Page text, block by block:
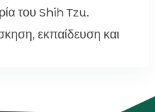
του Shih Tzu.
εκπαίδευση και